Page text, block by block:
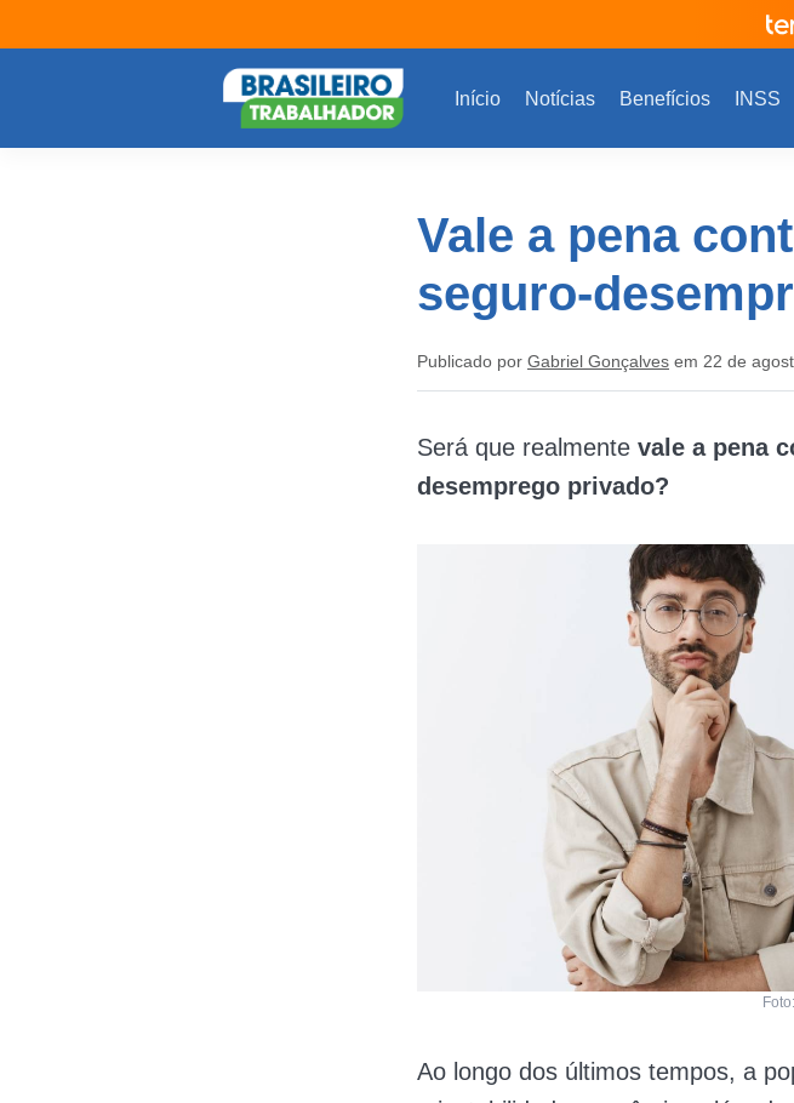
Início Notícias Benefícios INSS
Vale a pena
seguro-
Publicado por Gabriel Gonçalves em 22 de
Será que realmente vale a pena
desemprego privado?
Ao longo dos últimos tempos, a